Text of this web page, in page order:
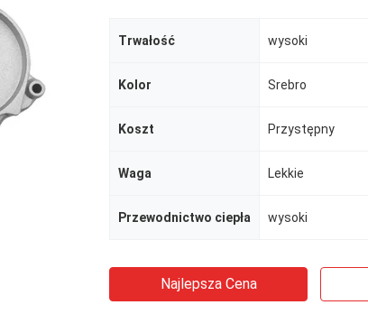
Trwałość wysoki
Kolor Srebro
Koszt Przystępny
Waga Lekkie
Przewodnictwo ciepła wysoki
Najlepsza Cena